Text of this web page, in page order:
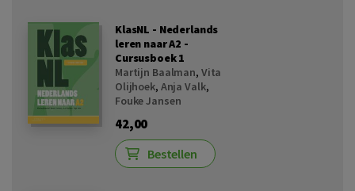
KlasNL - Nederlands
leren naar A2 -
Cursusboek 1
Martijn Baalman, Vita
Olijhoek, Anja Valk,
Fouke Jansen
42,00
Bestellen